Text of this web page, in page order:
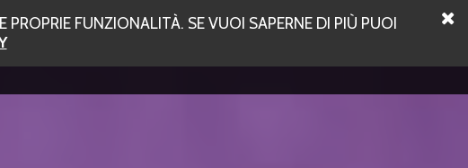
FUNZIONALITÀ. SE VUOI SAPERNE DI PIÙ PUOI